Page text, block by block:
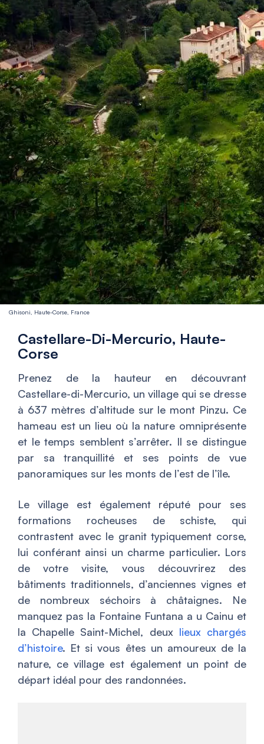
Ghisoni, Haute-Corse, France
Castellare-Di-Mercurio, Haute-
Corse
Prenez de la hauteur en découvrant
Castellare-di-Mercurio, un village qui se dresse
à 637 mètres d’altitude sur le mont Pinzu. Ce
hameau est un lieu où la nature omniprésente
et le temps semblent s’arrêter. Il se distingue
par sa tranquillité et ses points de vue
panoramiques sur les monts de l’est de l’île.
Le village est également réputé pour ses
formations rocheuses de schiste, qui
contrastent avec le granit typiquement corse,
lui conférant ainsi un charme particulier. Lors
de votre visite, vous découvrirez des
bâtiments traditionnels, d’anciennes vignes et
de nombreux séchoirs à châtaignes. Ne
manquez pas la Fontaine Funtana a u Cainu et
la Chapelle Saint-Michel, deux lieux chargés
d’histoire. Et si vous êtes un amoureux de la
nature, ce village est également un point de
départ idéal pour des randonnées.